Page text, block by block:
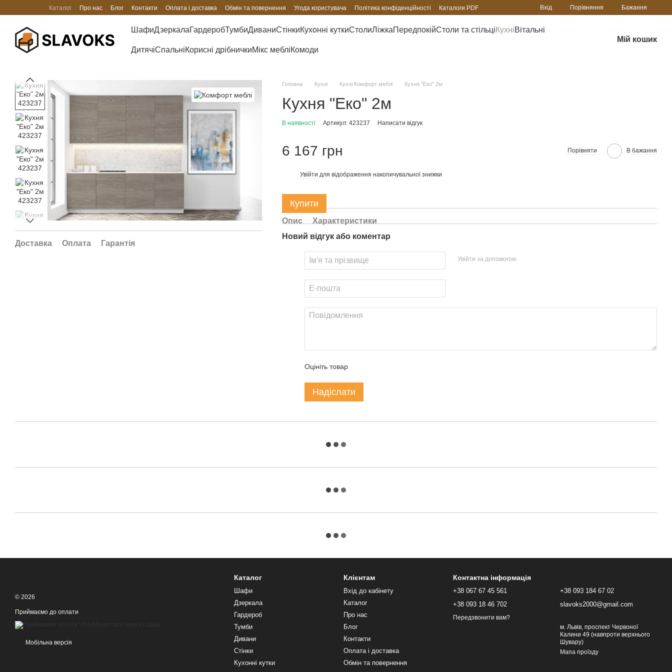
Перейти до основного контенту
Каталог Про нас Блог Контакти Оплата і доставка Обмін та повернення Угода користувача Політика конфіденційності Каталоги PDF Вхід Порівняння Бажання
ШафиДзеркалаГардеробТумбиДиваниСтінкиКухонні куткиСтолиЛіжкаПередпокійСтоли та стільці КухніВітальні
ДитячіСпальніКорисні дрібничкиМікс мебліКомоди
Мій кошик
Доставка Оплата Гарантія
Головна Кухні Кухні Комфорт меблі Кухня "Еко" 2м
Кухня "Еко" 2м
В наявності Артикул: 423237 Написати відгук
6 167 грн Порівняти В бажання
Увійти для відображення накопичувальної знижки
Купити
Опис
Характеристики
Новий відгук або коментар
Увійти за допомогою
Оцініть товар
Надіслати
© 2026
Приймаємо до оплати
Мобільна версія
Каталог
Шафи
Дзеркала
Гардероб
Тумби
Дивани
Стінки
Кухонні кутки
Клієнтам
Вхід до кабінету
Каталог
Про нас
Блог
Контакти
Оплата і доставка
Обмін та повернення
Контактна інформація
+38 067 67 45 561
+38 093 18 46 702
Передзвонити вам?
+38 093 184 67 02
slavoks2000@gmail.com
м. Львів, проспект Червоної
Калини 49 (навпроти верхнього
Шувару)
Мапа проїзду